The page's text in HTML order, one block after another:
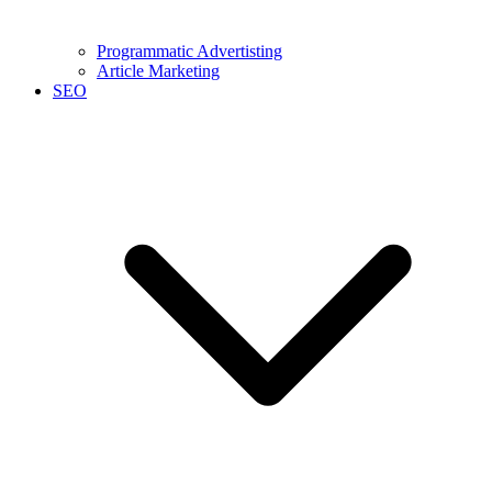
Programmatic Advertisting
Article Marketing
SEO